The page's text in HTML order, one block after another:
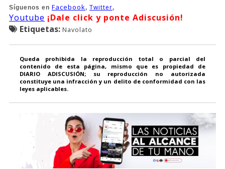
Síguenos en Facebook, Twitter,
Youtube ¡Dale click y ponte Adiscusión!
Etiquetas: Navolato
Queda prohibida la reproducción total o parcial del
contenido de esta página, mismo que es propiedad de
DIARIO ADISCUSIÓN; su reproducción no autorizada
constituye una infracción y un delito de conformidad con las
leyes aplicables.